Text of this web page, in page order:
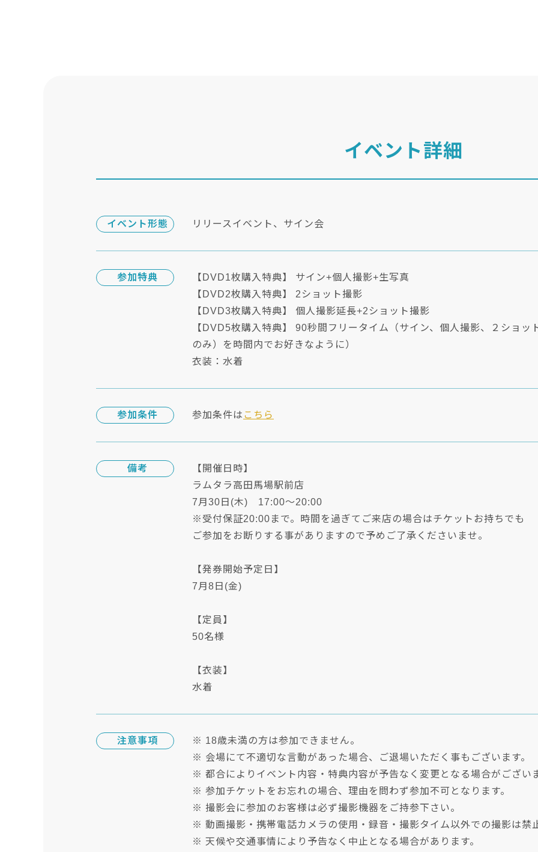
イベント詳細
イベント形態 リリースイベント、サイン会
参加特典
【DVD1枚購入特典】 サイン+個人撮影+生写真
【DVD2枚購入特典】 2ショット撮影
【DVD3枚購入特典】 個人撮影延長+2ショット撮影
【DVD5枚購入特典】 90秒間フリータイム（サイン、個人撮影、２ショ
のみ）を時間内でお好きなように）
衣装：水着
参加条件 参加条件は こちら
備考
【開催日時】
ラムタラ高田馬場駅前店
7月30日(木) 17:00～20:00
※受付保証20:00まで。時間を過ぎてご来店の場合はチケットお持ちでも
ご参加をお断りする事がありますので予めご了承くださいませ。
【発券開始予定日】
7月8日(金)
【定員】
50名様
【衣装】
水着
注意事項
※ 18歳未満の方は参加できません。
※ 会場にて不適切な言動があった場合、ご退場いただく事もございます。
※ 都合によりイベント内容・特典内容が予告なく変更となる場合がござい
※ 参加チケットをお忘れの場合、理由を問わず参加不可となります。
※ 撮影会に参加のお客様は必ず撮影機器をご持参下さい。
※ 動画撮影・携帯電話カメラの使用・録音・撮影タイム以外での撮影は禁
※ 天候や交通事情により予告なく中止となる場合があります。